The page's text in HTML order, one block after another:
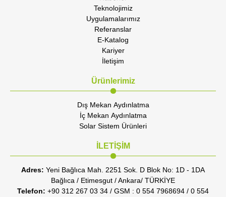
Teknolojimiz
Uygulamalarımız
Referanslar
E-Katalog
Kariyer
İletişim
Ürünlerimiz
Dış Mekan Aydınlatma
İç Mekan Aydınlatma
Solar Sistem Ürünleri
İLETİŞİM
Adres: Yeni Bağlıca Mah. 2251 Sok. D Blok No: 1D - 1DA
Bağlıca / Etimesgut / Ankara/ TÜRKİYE
Telefon: +90 312 267 03 34 / GSM : 0 554 7968694 / 0 554